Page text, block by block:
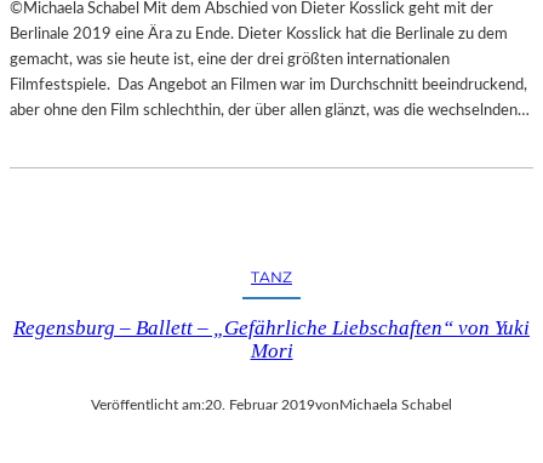
©Michaela Schabel Mit dem Abschied von Dieter Kosslick geht mit der
Berlinale 2019 eine Ära zu Ende. Dieter Kosslick hat die Berlinale zu dem
gemacht, was sie heute ist, eine der drei größten internationalen
Filmfestspiele. Das Angebot an Filmen war im Durchschnitt beeindruckend,
aber ohne den Film schlechthin, der über allen glänzt, was die wechselnden…
TANZ
Regensburg – Ballett – „Gefährliche Liebschaften“ von Yuki
Mori
Veröffentlicht am:20. Februar 2019vonMichaela Schabel